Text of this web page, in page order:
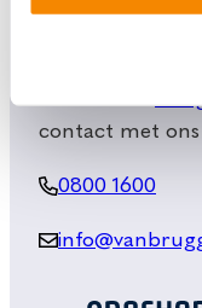
contact met ons
0800 1600